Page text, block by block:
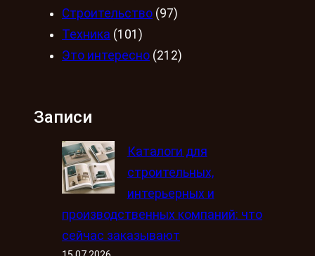
Строительство (97)
Техника (101)
Это интересно (212)
Записи
Каталоги для
строительных,
интерьерных и
производственных компаний: что
сейчас заказывают